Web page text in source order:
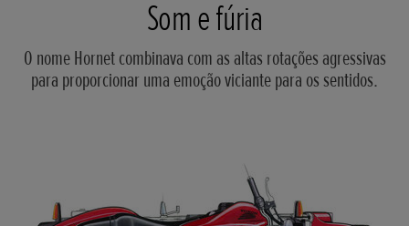
Som e fúria
O nome Hornet combinava com as altas rotações agressivas
para proporcionar uma emoção viciante para os sentidos.